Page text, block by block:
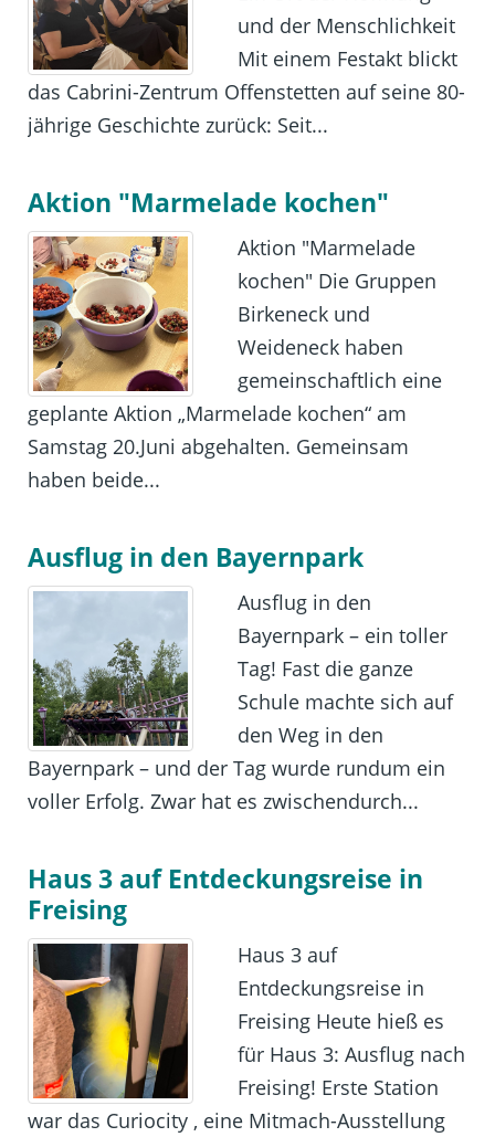
und der Menschlichkeit
Mit einem Festakt blickt
das Cabrini-Zentrum Offenstetten auf seine 80-
jährige Geschichte zurück: Seit...
Aktion "Marmelade kochen"
Aktion "Marmelade
kochen" Die Gruppen
Birkeneck und
Weideneck haben
gemeinschaftlich eine
geplante Aktion „Marmelade kochen“ am
Samstag 20.Juni abgehalten. Gemeinsam
haben beide...
Ausflug in den Bayernpark
Ausflug in den
Bayernpark – ein toller
Tag! Fast die ganze
Schule machte sich auf
den Weg in den
Bayernpark – und der Tag wurde rundum ein
voller Erfolg. Zwar hat es zwischendurch...
Haus 3 auf Entdeckungsreise in
Freising
Haus 3 auf
Entdeckungsreise in
Freising Heute hieß es
für Haus 3: Ausflug nach
Freising! Erste Station
war das Curiocity , eine Mitmach-Ausstellung